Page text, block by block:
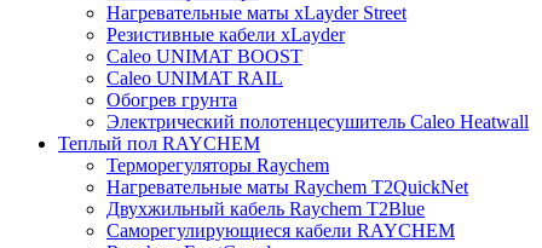
Нагревательные маты xLayder Street
Резистивные кабели xLayder
Caleo UNIMAT BOOST
Caleo UNIMAT RAIL
Обогрев грунта
Электрический полотенцесушитель Caleo Heatwall
Теплый пол RAYCHEM
Терморегуляторы Raychem
Нагревательные маты Raychem T2QuickNet
Двухжильный кабель Raychem T2Blue
Саморегулирующиеся кабели RAYCHEM